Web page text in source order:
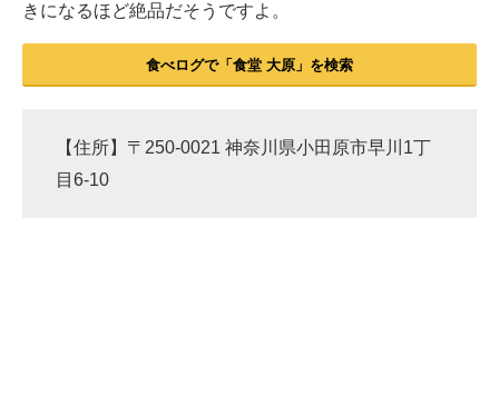
きになるほど絶品だそうですよ。
食べログで「食堂 大原」を検索
【住所】〒250-0021 神奈川県小田原市早川1丁
目6-10